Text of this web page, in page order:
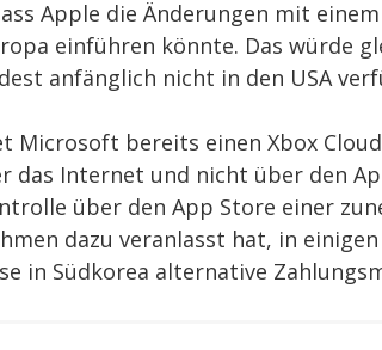
Apple die Änderungen mit
einführen könnte. Das würde
anfänglich nicht in den USA
Microsoft bereits einen Xbox
das Internet und nicht über den
über den App Store einer
dazu veranlasst hat, in
in Südkorea alternative